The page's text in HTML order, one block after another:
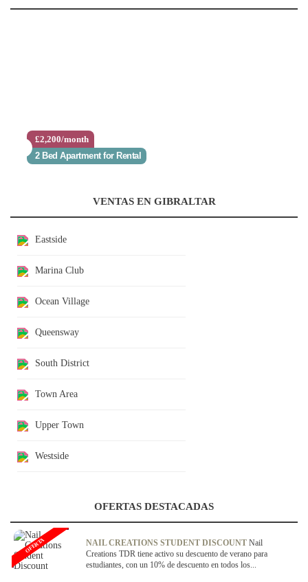
£2,200/month
2 Bed Apartment for Rental
VENTAS EN GIBRALTAR
Eastside
Marina Club
Ocean Village
Queensway
South District
Town Area
Upper Town
Westside
OFERTAS DESTACADAS
NAIL CREATIONS STUDENT DISCOUNT Nail
Creations TDR tiene activo su descuento de verano para
estudiantes, con un 10% de descuento en todos los...
OFERTA